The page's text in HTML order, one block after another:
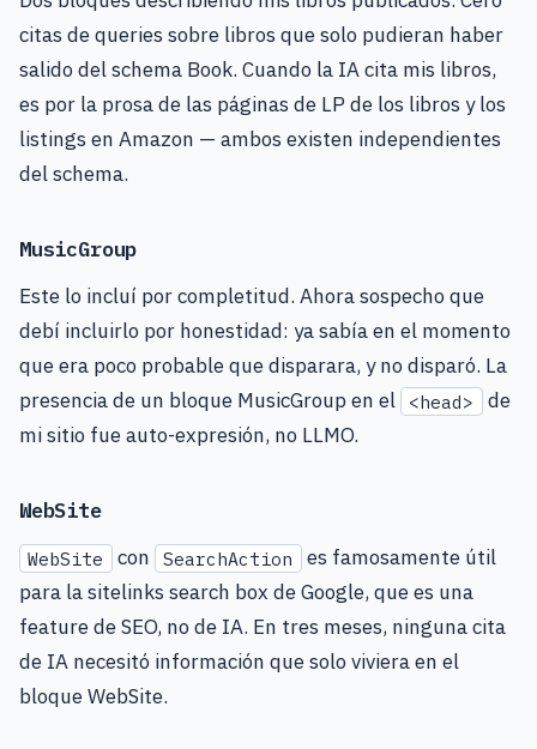
citas de queries sobre libros que solo pudieran haber
salido del schema Book. Cuando la IA cita mis libros,
es por la prosa de las páginas de LP de los libros y los
listings en Amazon — ambos existen independientes
del schema.
MusicGroup
Este lo incluí por completitud. Ahora sospecho que
debí incluirlo por honestidad: ya sabía en el momento
que era poco probable que disparara, y no disparó. La
presencia de un bloque MusicGroup en el
<head>
de
mi sitio fue auto-expresión, no LLMO.
WebSite
WebSite con SearchAction
es famosamente útil
para la sitelinks search box de Google, que es una
feature de SEO, no de IA. En tres meses, ninguna cita
de IA necesitó información que solo viviera en el
bloque WebSite.